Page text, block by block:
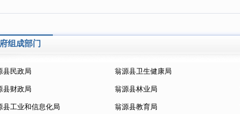
组成部门
县民政局 翁源县卫生健康局
县财政局 翁源县林业局
县工业和信息化局 翁源县教育局